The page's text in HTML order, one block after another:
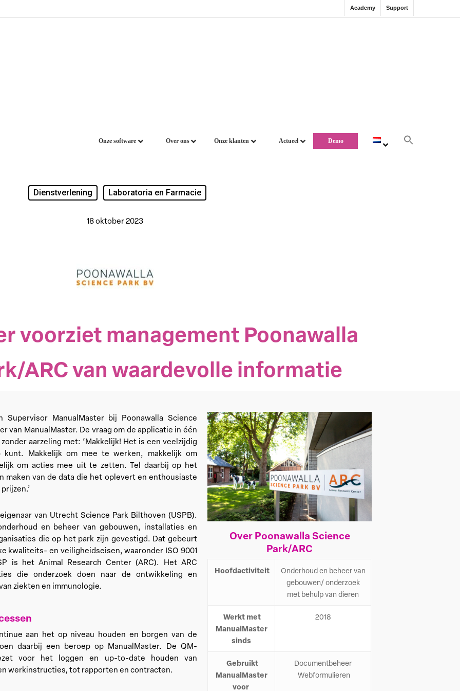
Academy Support
Onze software Over ons Onze klanten Actueel Demo
Dienstverlening Laboratoria en Farmacie
18 oktober 2023
voorziet management Poonawalla
ARC van waardevolle informatie
Supervisor ManualMaster bij Poonawalla Science
van ManualMaster. De vraag om de applicatie in één
aarzeling met: ‘Makkelijk! Het is een veelzijdig
Makkelijk om mee te werken, makkelijk om
om acties mee uit te zetten. Tel daarbij op het
maken van de data die het oplevert en enthousiaste
prijzen.’
van Utrecht Science Park Bilthoven (USPB).
en beheer van gebouwen, installaties en
die op het park zijn gevestigd. Dat gebeurt
kwaliteits- en veiligheidseisen, waaronder ISO 9001
is het Animal Research Center (ARC). Het ARC
die onderzoek doen naar de ontwikkeling en
ziekten en immunologie.
aan het op niveau houden en borgen van de
daarbij een beroep op ManualMaster. De QM-
voor het loggen en up-to-date houden van
werkinstructies, tot rapporten en contracten.
Over Poonawalla Science
Park/ARC
Hoofdactiviteit
Onderhoud en beheer van
gebouwen/ onderzoek
met behulp van dieren
Werkt met
ManualMaster
sinds
2018
Gebruikt
ManualMaster
voor
Documentbeheer
Webformulieren